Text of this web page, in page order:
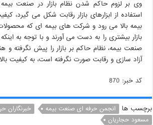
وی بر لزوم حاکم شدن نظام بازار در صنعت
استفاده از ابزارهای بازار رقابت شکل می گیرد،
بیمه بالا می رود و شرکت های بیمه ای که
بازار بیشتری را به دست می آورند و با توجه به
صنعت بیمه، نظام حاکم بر بازار را پیش نگرفته
آزاد سازی و رقابت صورت نگرفته است، به کیفیت
کد خبر: 870
برچسب ها انجمن حرفه ای صنعت بیمه خبرنگاران
مسعود حجاریان